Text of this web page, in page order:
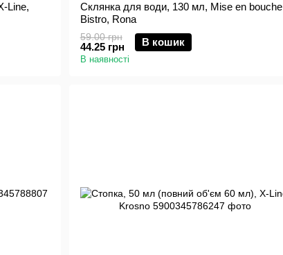
Line,
Склянка для води, 130 мл, Mise en bouche
Bistro, Rona
59.00 грн
44.25 грн В кошик
В наявності